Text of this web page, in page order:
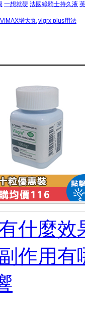
一想就硬 法國綠騎士持久液
VIMAX增大丸 vigrx plus用法
什麼效
作用